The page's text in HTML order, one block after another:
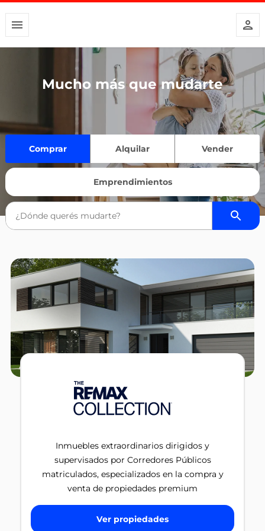
Mucho más que mudarte
Comprar Alquilar Vender
Emprendimientos
Inmuebles extraordinarios dirigidos y
supervisados por Corredores Públicos
matriculados, especializados en la compra y
venta de propiedades premium
Ver propiedades